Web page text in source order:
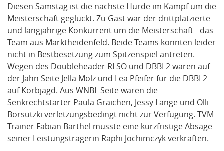
Diesen Samstag ist die nächste Hürde im Kampf um die
Meisterschaft geglückt. Zu Gast war der drittplatzierte
und langjährige Konkurrent um die Meisterschaft - das
Team aus Marktheidenfeld. Beide Teams konnten leider
nicht in Bestbesetzung zum Spitzenspiel antreten.
Wegen des Doubleheader RLSO und DBBL2 waren auf
der Jahn Seite Jella Molz und Lea Pfeifer für die DBBL2
auf Korbjagd. Aus WNBL Seite waren die
Senkrechtstarter Paula Graichen, Jessy Lange und Olli
Borsutzki verletzungsbedingt nicht zur Verfügung. TVM
Trainer Fabian Barthel musste eine kurzfristige Absage
seiner Leistungsträgerin Raphi Jochimczyk verkraften.